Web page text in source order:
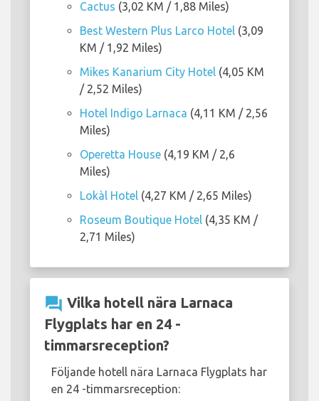
Cactus (3,02 KM / 1,88 Miles)
Best Western Plus Larco Hotel (3,09
KM / 1,92 Miles)
Mikes Kanarium City Hotel (4,05 KM
/ 2,52 Miles)
Hotel Indigo Larnaca (4,11 KM / 2,56
Miles)
Operetta House (4,19 KM / 2,6
Miles)
Lokàl Hotel (4,27 KM / 2,65 Miles)
Roseum Boutique Hotel (4,35 KM /
2,71 Miles)
question_answer Vilka hotell nära Larnaca
Flygplats har en 24 -
timmarsreception?
Följande hotell nära Larnaca Flygplats har
en 24 -timmarsreception: